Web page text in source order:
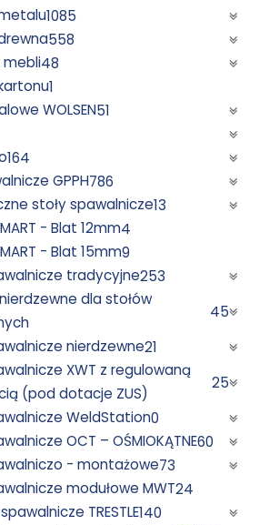
1085
558
mebli48
1
WOLSEN51
164
GPPH786
stoły spawalnicze13
- Blat 12mm4
- Blat 15mm9
tradycyjne253
dla stołów
45
nierdzewne21
XWT z regulowaną
(pod dotacje ZUS)
25
WeldStation0
OCT – OŚMIOKĄTNE60
- montażowe73
modułowe MWT24
TRESTLE140